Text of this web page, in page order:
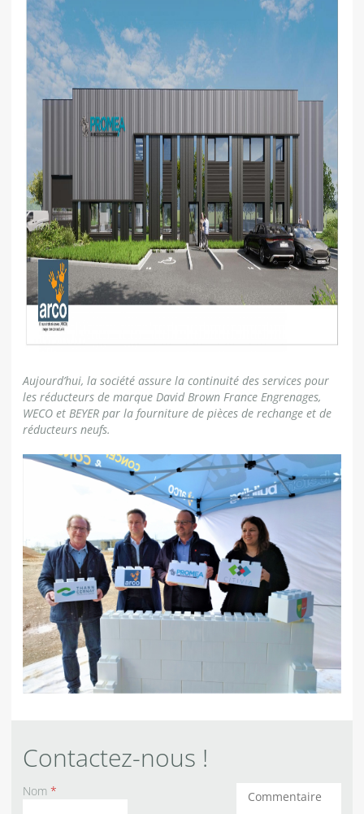
Aujourd’hui, la société assure la continuité des services pour
les réducteurs de marque David Brown France Engrenages,
WECO et BEYER par la fourniture de pièces de rechange et de
réducteurs neufs.
Contactez-nous !
Nom * Commentaires